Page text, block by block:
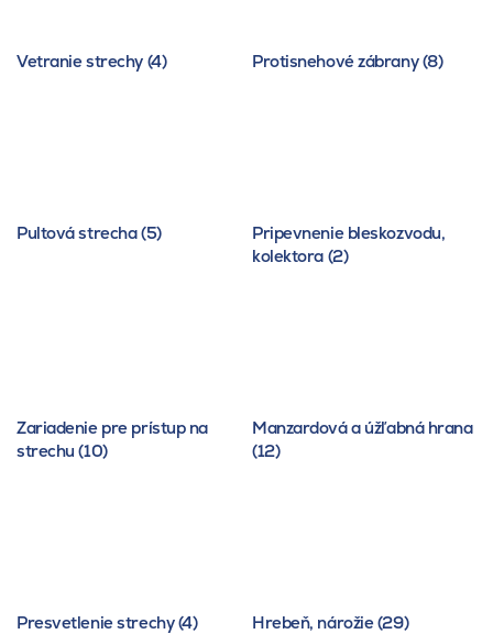
Vetranie strechy (4) Protisnehové zábrany (8)
Pultová strecha (5)
Pripevnenie bleskozvodu,
kolektora (2)
Zariadenie pre prístup na
strechu (10)
Manzardová a úžľabná hrana
(12)
Presvetlenie strechy (4) Hrebeň, nárožie (29)